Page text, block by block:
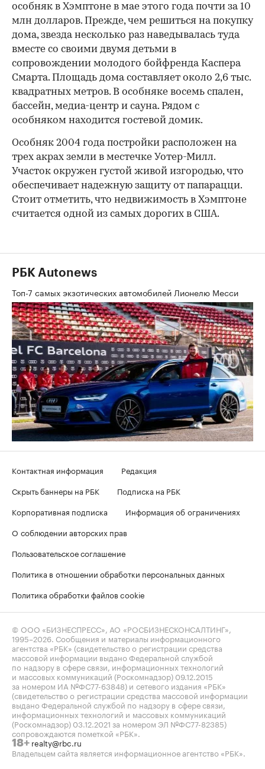
особняк в Хэмптоне в мае этого года почти за 10
млн долларов. Прежде, чем решиться на покупку
дома, звезда несколько раз наведывалась туда
вместе со своими двумя детьми в
сопровождении молодого бойфренда Каспера
Смарта. Площадь дома составляет около 2,6 тыс.
квадратных метров. В особняке восемь спален,
бассейн, медиа-центр и сауна. Рядом с
особняком находится гостевой домик.
Особняк 2004 года постройки расположен на
трех акрах земли в местечке Уотер-Милл.
Участок окружен густой живой изгородью, что
обеспечивает надежную защиту от папарацци.
Стоит отметить, что недвижимость в Хэмптоне
считается одной из самых дорогих в США.
РБК Autonews
Топ-7 самых экзотических автомобилей Лионелю Месси
Контактная информация
Редакция
Скрыть баннеры на РБК
Подписка на РБК
Корпоративная подписка
Информация об ограничениях
О соблюдении авторских прав
Пользовательское соглашение
Политика в отношении обработки персональных данных
Политика обработки файлов cookie
© ООО «БИЗНЕСПРЕСС», АО «РОСБИЗНЕСКОНСАЛТИНГ»,
1995–2026. Сообщения и материалы информационного
агентства «РБК» (свидетельство о регистрации средства
массовой информации выдано Федеральной службой
по надзору в сфере связи, информационных технологий
и массовых коммуникаций (Роскомнадзор) 09.12.2015
за номером ИА №ФС77-63848) и сетевого издания «РБК»
(свидетельство о регистрации средства массовой информации
выдано Федеральной службой по надзору в сфере связи,
информационных технологий и массовых коммуникаций
(Роскомнадзор) 03.12.2021 за номером ЭЛ №ФС77-82385)
сопровождаются пометкой «РБК».
18+ realty@rbc.ru
Владельцем сайта является информационное агентство «РБК».